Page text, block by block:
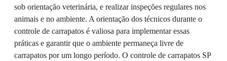
sob orientação veterinária, e realizar inspeções regulares nos
animais e no ambiente. A orientação dos técnicos durante o
controle de carrapatos é valiosa para implementar essas
práticas e garantir que o ambiente permaneça livre de
carrapatos por um longo período. O controle de carrapatos SP